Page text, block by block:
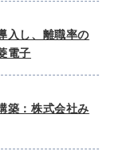
入し、離職率の
電子
築：株式会社み